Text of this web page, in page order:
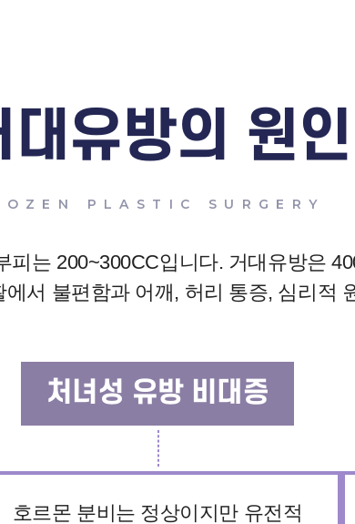
대유방의 원인
PLASTIC SURGERY
피는 200~300CC입니다. 거대유방은
서 불편함과 어깨, 허리 통증, 심리적
처녀성 유방 비대증
호르몬 분비는 정상이지만 유전적